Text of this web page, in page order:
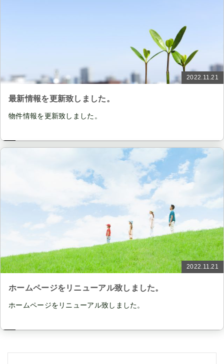
2022.11.21
最新情報を更新致しました。
物件情報を更新致しました。
2022.11.21
ホームページをリニューアル致しました。
ホームページをリニューアル致しました。